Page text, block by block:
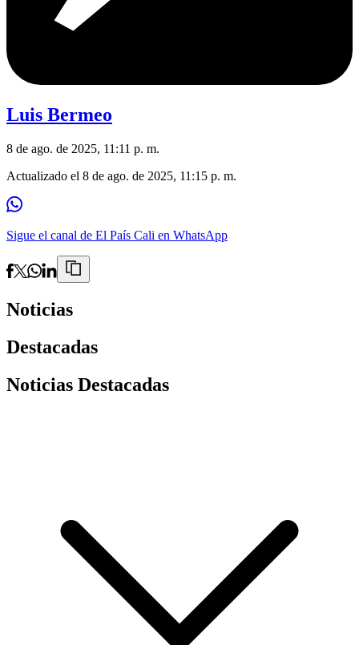
Luis Bermeo
8 de ago. de 2025, 11:11 p. m.
Actualizado el 8 de ago. de 2025, 11:15 p. m.
Sigue el canal de El País Cali en WhatsApp
Noticias
Destacadas
Noticias Destacadas